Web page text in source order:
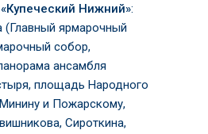
Нижний»:
(Главный ярмарочный
собор,
ансамбля
площадь Народного
и Пожарскому,
Сироткина,